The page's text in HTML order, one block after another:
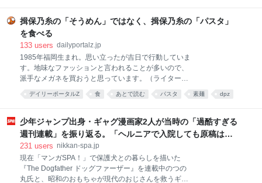
属人化していたから」 です。 tebiki現場分析の開発チ
ームがまだ少人数だった頃は、元か
揖保乃糸の「そうめん」ではなく、揖保乃糸の「パスタ」
を食べる
133 users dailyportalz.jp
1985年福岡生まれ。思い立ったが吉日で行動していま
す。地味なファッションと言われることが多いので、
派手なメガネを買おうと思っています。（ライター
wiki） 前の記事：かつて日本にも生息していたチョウ
ザメを食べる ＞ 個人サイト ＞note 揖保乃糸とは 本能
たくなる。糸のように細く、雲のように白いそうめん
は夏を代表する、涼を感じることができる食べ物だ。
食べると実に美味しい。ツルツルといくらでも食べる
んと言えば「揖保乃糸」。その存在は誰もが知るもの
だろう。実は揖保乃糸は一社で作っているものではな
デイリーポータルZ 食 あとで読む パスタ 素麺 dpz
少年ジャンプ出身・ギャグ漫画家2人が当時の「過酷すぎる
週刊連載」を振り返る。「ヘルニアで入院しても原稿は落
とさない」ストイックな舞台裏 | 日刊SPA!
231 users nikkan-spa.jp
現在「マンガSPA！」で保護犬との暮らしを描いた
『The Dogfather ドッグファーザー』を連載中のつの
丸氏と、昭和のおもちゃが現代のおじさんを救うギャ